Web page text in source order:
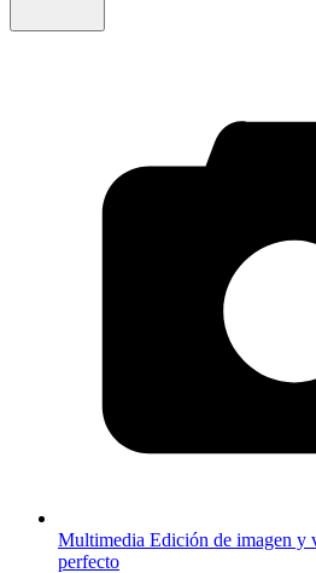
Multimedia Edición de imagen y
perfecto